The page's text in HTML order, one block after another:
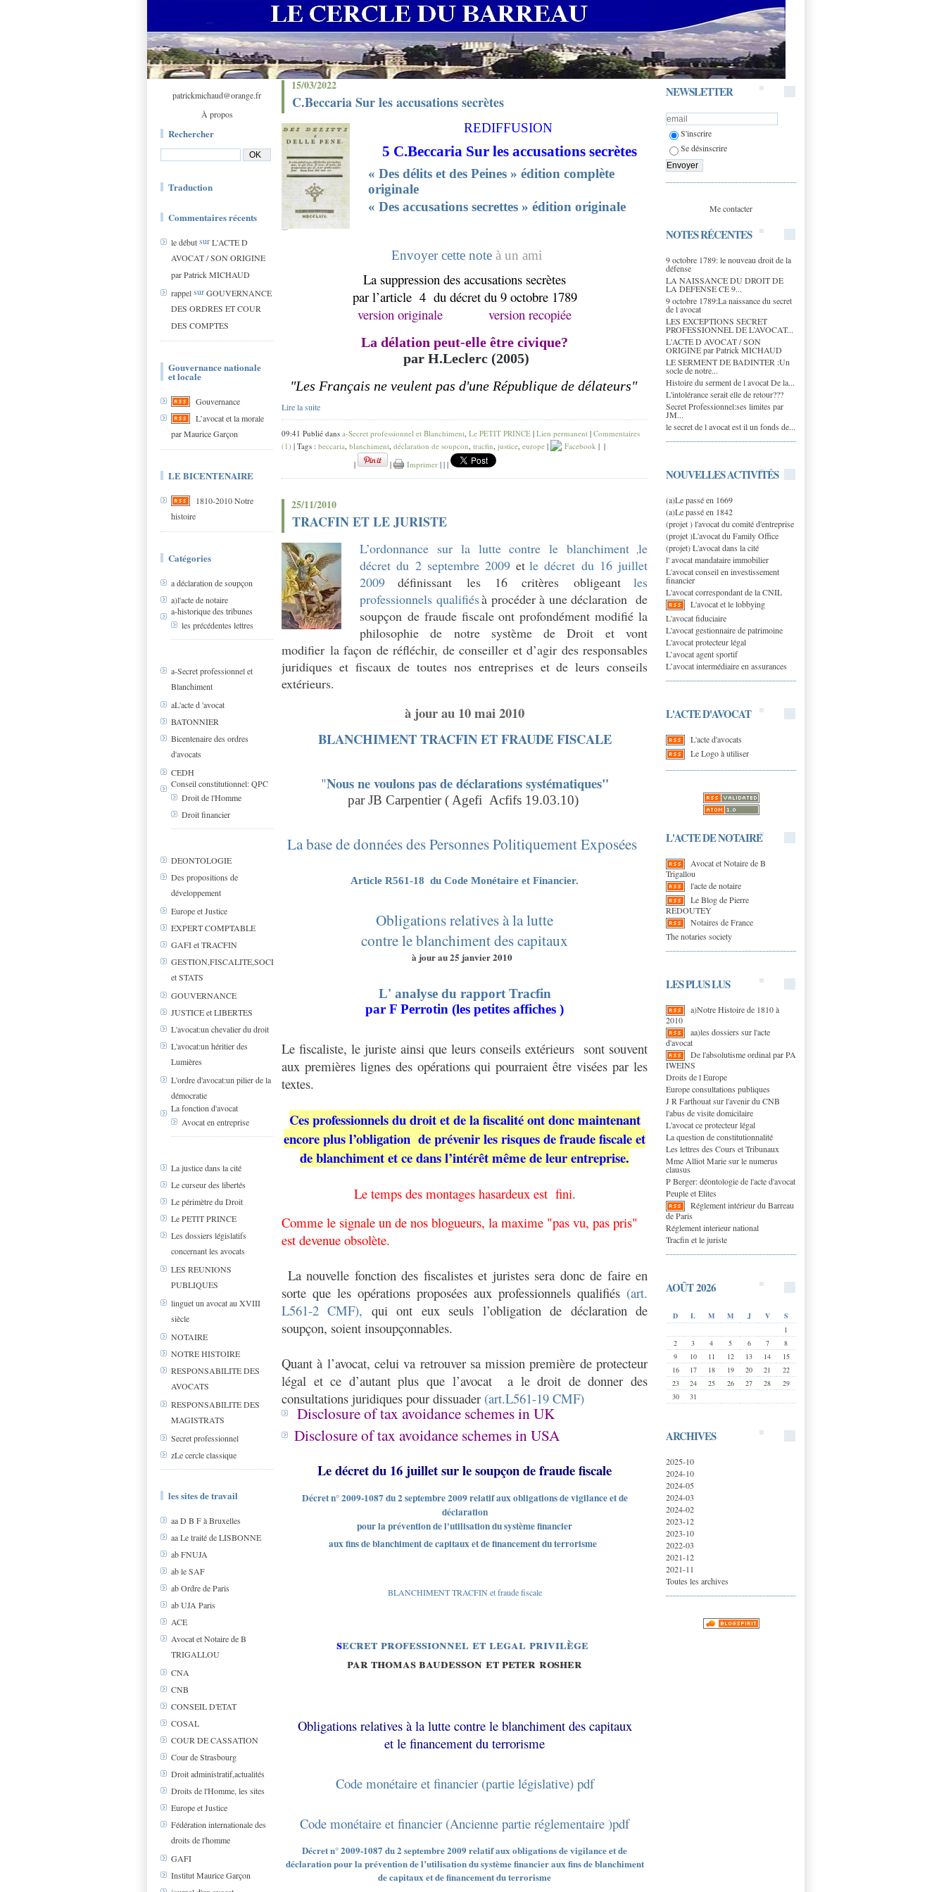
patrickmichaud@orange.fr
À propos
Rechercher
Traduction
Commentaires récents
le débutsurL'ACTE D
AVOCAT / SON ORIGINE
par Patrick MICHAUD
rappelsurGOUVERNANCE
DES ORDRES ET COUR
DES COMPTES
Gouvernance nationale
et locale
Gouvernance
L’avocat et la morale
par Maurice Garçon
LE BICENTENAIRE
1810-2010 Notre
histoire
Catégories
a déclaration de soupçon
a)l'acte de notaire
a-historique des tribunes
les précédentes lettres
a-Secret professionnel et
Blanchiment
aL'acte d 'avocat
BATONNIER
Bicentenaire des ordres
d'avocats
CEDH
Conseil constitutionnel: QPC
Droit de l'Homme
Droit financier
DEONTOLOGIE
Des propositions de
développement
Europe et Justice
EXPERT COMPTABLE
GAFI et TRACFIN
GESTION,FISCALITE,SOCIAL
et STATS
GOUVERNANCE
JUSTICE et LIBERTES
L'avocat:un chevalier du droit
L'avocat:un héritier des
Lumières
L'ordre d'avocat:un pilier de la
démocratie
La fonction d'avocat
Avocat en entreprise
La justice dans la cité
Le curseur des libertés
Le périmètre du Droit
Le PETIT PRINCE
Les dossiers législatifs
concernant les avocats
LES REUNIONS
PUBLIQUES
linguet un avocat au XVIII
siècle
NOTAIRE
NOTRE HISTOIRE
RESPONSABILITE DES
AVOCATS
RESPONSABILITE DES
MAGISTRATS
Secret professionnel
zLe cercle classique
les sites de travail
aa D B F à Bruxelles
aa Le traité de LISBONNE
ab FNUJA
ab le SAF
ab Ordre de Paris
ab UJA Paris
ACE
Avocat et Notaire de B
TRIGALLOU
CNA
CNB
CONSEIL D'ETAT
COSAL
COUR DE CASSATION
Cour de Strasbourg
Droit administratif,actualités
Droits de l'Homme, les sites
Europe et Justice
Fédération internationale des
droits de l'homme
GAFI
Institut Maurice Garçon
NEWSLETTER
S'inscrire
Se désinscrire
Me contacter
NOTES RÉCENTES
9 octobre 1789: le nouveau droit de la
défense
LA NAISSANCE DU DROIT DE
LA DEFENSE CE 9...
9 octobre 1789:La naissance du secret
de l avocat
LES EXCEPTIONS SECRET
PROFESSIONNEL DE L’AVOCAT...
L'ACTE D AVOCAT / SON
ORIGINE par Patrick MICHAUD
LE SERMENT DE BADINTER :Un
socle de notre...
Histoire du serment de l avocat De la...
L'intolérance serait elle de retour???
Secret Professionnel:ses limites par
JM...
le secret de l avocat est il un fonds de...
NOUVELLES ACTIVITÉS
(a)Le passé en 1669
(a)Le passé en 1842
(projet ) l'avocat du comité d'entreprise
(projet )L'avocat du Family Office
(projet) L'avocat dans la cité
l' avocat mandataire immobilier
L'avocat conseil en investissement
financier
L'avocat correspondant de la CNIL
L'avocat et le lobbying
L'avocat fiduciaire
L'avocat gestionnaire de patrimoine
L'avocat protecteur légal
L’avocat agent sportif
L’avocat intermédiaire en assurances
L'ACTE D'AVOCAT
L'acte d'avocats
Le Logo à utiliser
L'ACTE DE NOTAIRE
Avocat et Notaire de B
Trigallou
l'acte de notaire
Le Blog de Pierre
REDOUTEY
Notaires de France
The notaries society
LES PLUS LUS
a)Notre Histoire de 1810 à
2010
aa)les dossiers sur l'acte
d'avocat
De l'absolutisme ordinal par PA
IWEINS
Droits de l Europe
Europe consultations publiques
J R Farthouat sur l'avenir du CNB
l'abus de visite domicilaire
L'avocat ce protecteur légal
La question de constitutionnalité
Les lettres des Cours et Tribunaux
Mme Alliot Marie sur le numerus
clausus
P Berger: déontologie de l'acte d'avocat
Peuple et Elites
Réglement intérieur du Barreau
de Paris
Réglement interieur national
Tracfin et le juriste
AOÛT 2026
D L M M J V
S
1
2
3 4 5 6 7
8
9
10 11 12 13 14
15
16
17 18 19 20 21
22
23
24 25 26 27 28
29
30
31
ARCHIVES
2025-10
2024-10
2024-05
2024-03
2024-02
2023-12
2023-10
2022-03
2021-12
2021-11
Toutes les archives
15/03/2022
C.Beccaria Sur les accusations secrètes
REDIFFUSION
5 C.Beccaria Sur les accusations secrètes
« Des délits et des Peines » édition complète
originale
« Des accusations secrettes » édition originale
Envoyer cette note à un ami
La suppression des accusations secrètes
par l’article 4 du décret du 9 octobre 1789
version originale
version recopiée
La délation peut-elle être civique?
par H.Leclerc (2005)
"Les Français ne veulent pas d'une République de délateurs"
Lire la suite
09:41 Publié dans a-Secret professionnel et Blanchiment, Le PETIT PRINCE | Lien permanent | Commentaires
(1) | Tags : beccaria, blanchiment, déclaration de soupcon, tracfin, justice, europe | Facebook | |
|
| Imprimer | | |
25/11/2010
TRACFIN ET LE JURISTE
L’ordonnance sur la lutte contre le blanchiment ,le
décret du 2 septembre 2009et le décret du 16 juillet
2009
définissant les 16 critères obligeant
les
professionnels qualifiésà procéder à une déclaration de
soupçon de fraude fiscale ont profondément modifié la
philosophie de notre système de Droit et vont
modifier la façon de réfléchir, de conseiller et d’agir des responsables
juridiques et fiscaux de toutes nos entreprises et de leurs conseils
extérieurs.
à jour au 10 mai 2010
BLANCHIMENT TRACFIN ET FRAUDE FISCALE
"Nous ne voulons pas de déclarations systématiques"
par JB Carpentier ( Agefi Acfifs 19.03.10)
La base de données des Personnes Politiquement Exposées
Article R561-18 du Code Monétaire et Financier.
Obligations relatives à la lutte
contre le blanchiment des capitaux
à jour au 25 janvier 2010
L' analyse du rapport Tracfin
par F Perrotin (les petites affiches )
Le fiscaliste, le juriste ainsi que leurs conseils extérieurs sont souvent
aux premières lignes des opérations qui pourraient être visées par les
textes.
Ces professionnels du droit et de la fiscalité ont donc maintenant
encore plus l’obligation de prévenir les risques de fraude fiscale et
de blanchiment et ce dans l’intérêt même de leur entreprise.
Le temps des montages hasardeux est fini.
Comme le signale un de nos blogueurs, la maxime "pas vu, pas pris"
est devenue obsolète.
La nouvelle fonction des fiscalistes et juristes sera donc de faire en
sorte que les opérations proposées aux professionnels qualifiés (art.
L561-2 CMF), qui ont eux seuls l’obligation de déclaration de
soupçon, soient insoupçonnables.
Quant à l’avocat, celui va retrouver sa mission première de protecteur
légal et ce d’autant plus que l’avocat
a le droit de donner des
consultations juridiques pour dissuader (art.L561-19 CMF)
Disclosure of tax avoidance schemes in UK
Disclosure of tax avoidance schemes in USA
Le décret du 16 juillet sur le soupçon de fraude fiscale
Décret n° 2009-1087 du 2 septembre 2009 relatif aux obligations de vigilance et de
déclaration
pour la prévention de l'utilisation du système financier
aux fins de blanchiment de capitaux et de financement du terrorisme
BLANCHIMENT TRACFIN et fraude fiscale
secret professionnel et legal privilège
par thomas baudesson etpeterrosher
Obligations relatives à la lutte contre le blanchiment des capitaux
et le financement du terrorisme
Code monétaire et financier (partie législative) pdf
Code monétaire et financier (Ancienne partie réglementaire )pdf
Décret n° 2009-1087 du 2 septembre 2009 relatif aux obligations de vigilance et de
déclaration pour la prévention de l’utilisation du système financier aux fins de blanchiment
de capitaux et de financement du terrorisme